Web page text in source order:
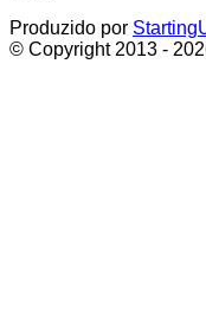
Produzido por
© Copyright 2013 -